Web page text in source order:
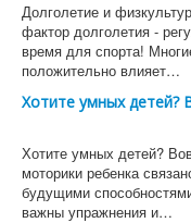
Долголетие и
фактор долголетия -
время для спорта!
положительно влияет…
Хотите умных детей?
Хотите умных детей?
моторики ребенка
будущими
важны упражнения и…